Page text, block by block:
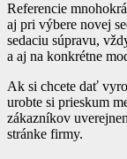
Referencie
aj pri výbere novej
sedaciu súpravu,
a aj na konkrétne
Ak si chcete dať
urobte si prieskum
zákazníkov
stránke firmy.